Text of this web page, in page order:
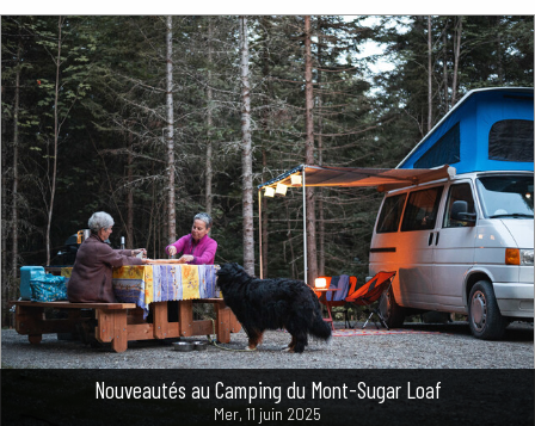
Nouveautés au Camping du Mont-Sugar Loaf
Mer, 11 juin 2025